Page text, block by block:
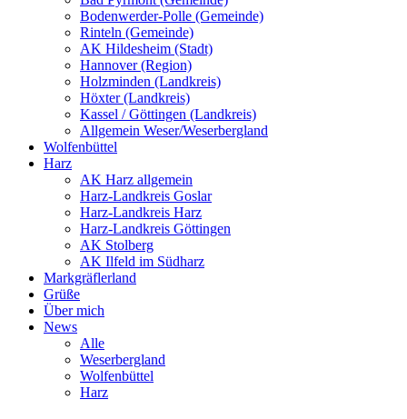
Bodenwerder-Polle (Gemeinde)
Rinteln (Gemeinde)
AK Hildesheim (Stadt)
Hannover (Region)
Holzminden (Landkreis)
Höxter (Landkreis)
Kassel / Göttingen (Landkreis)
Allgemein Weser/Weserbergland
Wolfenbüttel
Harz
AK Harz allgemein
Harz-Landkreis Goslar
Harz-Landkreis Harz
Harz-Landkreis Göttingen
AK Stolberg
AK Ilfeld im Südharz
Markgräflerland
Grüße
Über mich
News
Alle
Weserbergland
Wolfenbüttel
Harz